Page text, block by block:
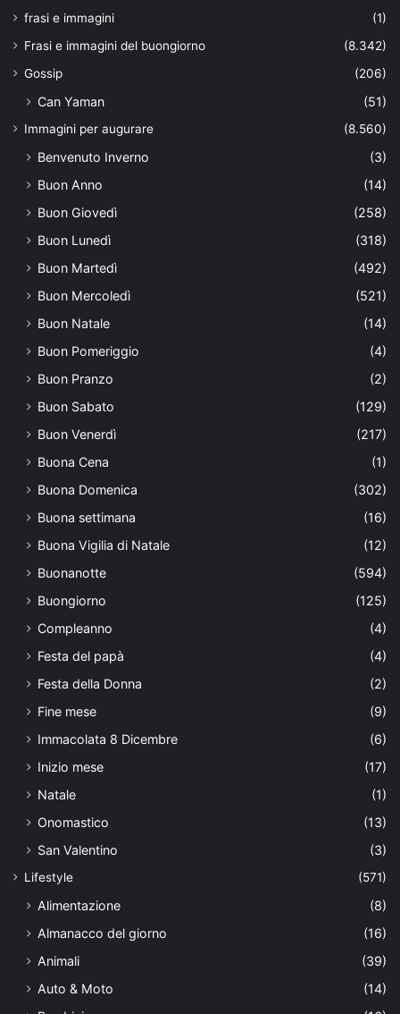
frasi e immagini
(1)
Frasi e immagini del buongiorno
(8.342)
Gossip
(206)
Can Yaman (51)
Immagini per augurare (8.560)
Benvenuto Inverno
(3)
Buon Anno
(14)
Buon Giovedì
(258)
Buon Lunedì
(318)
Buon Martedì
(492)
Buon Mercoledì
(521)
Buon Natale
(14)
Buon Pomeriggio
(4)
Buon Pranzo
(2)
Buon Sabato
(129)
Buon Venerdì
(217)
Buona Cena
(1)
Buona Domenica
(302)
Buona settimana
(16)
Buona Vigilia di Natale
(12)
Buonanotte
(594)
Buongiorno
(125)
Compleanno
(4)
Festa del papà
(4)
Festa della Donna
(2)
Fine mese
(9)
Immacolata 8 Dicembre
(6)
Inizio mese
(17)
Natale
(1)
Onomastico
(13)
San Valentino
(3)
Lifestyle (571)
Alimentazione
(8)
Almanacco del giorno
(16)
Animali
(39)
Auto & Moto
(14)